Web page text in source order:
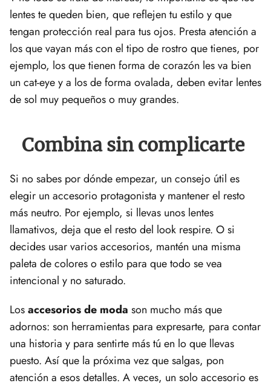
lentes te queden bien, que reflejen tu estilo y que
tengan protección real para tus ojos. Presta atención a
los que vayan más con el tipo de rostro que tienes, por
ejemplo, los que tienen forma de corazón les va bien
un cat-eye y a los de forma ovalada, deben evitar lentes
de sol muy pequeños o muy grandes.
Combina sin complicarte
Si no sabes por dónde empezar, un consejo útil es
elegir un accesorio protagonista y mantener el resto
más neutro. Por ejemplo, si llevas unos lentes
llamativos, deja que el resto del look respire. O si
decides usar varios accesorios, mantén una misma
paleta de colores o estilo para que todo se vea
intencional y no saturado.
Losaccesorios de moda son mucho más que
adornos: son herramientas para expresarte, para contar
una historia y para sentirte más tú en lo que llevas
puesto. Así que la próxima vez que salgas, pon
atención a esos detalles. A veces, un solo accesorio es